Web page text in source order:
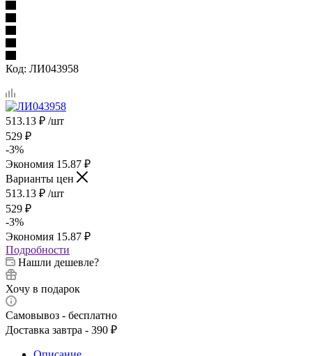
Код: ЛИ043958
513.13 ₽ /шт
529 ₽
-3%
Экономия 15.87 ₽
Варианты цен
513.13 ₽ /шт
529 ₽
-3%
Экономия 15.87 ₽
Подробности
Нашли дешевле?
Хочу в подарок
Самовывоз - бесплатно
Доставка завтра - 390 ₽